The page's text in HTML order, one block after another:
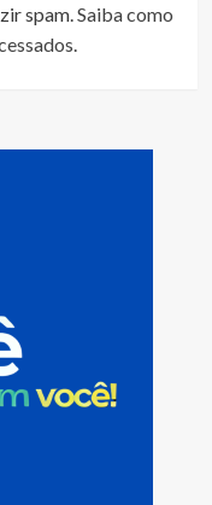
spam.Saiba como
.